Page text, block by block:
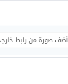
أضف صورة من رابط